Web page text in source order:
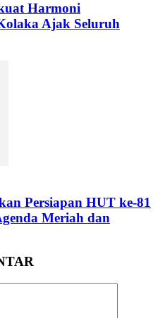
Harmoni
Ajak Seluruh
Persiapan HUT ke-81
Meriah dan